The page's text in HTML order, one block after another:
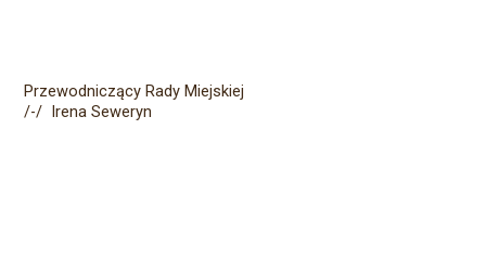
Przewodniczący Rady Miejskiej
/-/ Irena Seweryn